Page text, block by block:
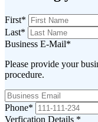
First*
Last*
Business E-Mail*
Please provide your
procedure.
Phone*
Verfication Details *